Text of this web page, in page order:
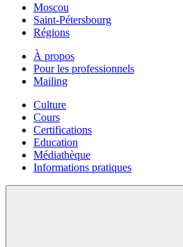
Moscou
Saint-Pétersbourg
Régions
À propos
Pour les professionnels
Mailing
Culture
Cours
Certifications
Education
Médiathèque
Informations pratiques